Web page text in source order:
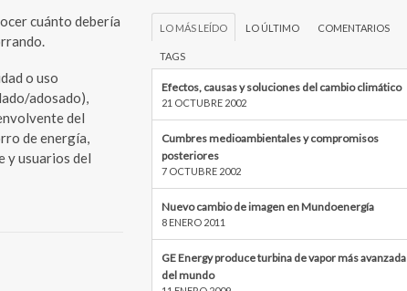
cuánto debería
o uso
adosado),
del
de energía,
y usuarios del
LO MÁS LEÍDO LO ÚLTIMO COMENTARIOS
TAGS
Efectos, causas y soluciones del cambio climático
21 OCTUBRE 2002
Cumbres medioambientales y compromisos
posteriores
7 OCTUBRE 2002
Nuevo cambio de imagen en Mundoenergía
8 ENERO 2011
GE Energy produce turbina de vapor más avanzada
del mundo